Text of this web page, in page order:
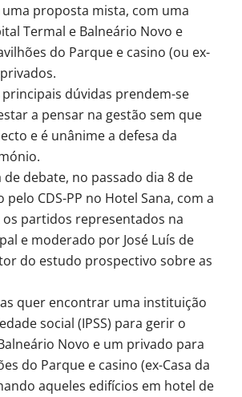
proposta mista, com uma
Termal e Balneário Novo e
do Parque e casino (ou ex-
dúvidas prendem-se
a pensar na gestão sem que
e é unânime a defesa da
debate, no passado dia 8 de
pelo CDS-PP no Hotel Sana, com a
partidos representados na
e moderado por José Luís de
do estudo prospectivo sobre as
quer encontrar uma instituição
social (IPSS) para gerir o
Novo e um privado para
do Parque e casino (ex-Casa da
aqueles edifícios em hotel de